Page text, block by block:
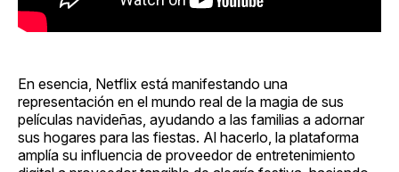
En esencia, Netflix está manifestando una
representación en el mundo real de la magia de sus
películas navideñas, ayudando a las familias a adornar
sus hogares para las fiestas. Al hacerlo, la plataforma
amplía su influencia de proveedor de entretenimiento